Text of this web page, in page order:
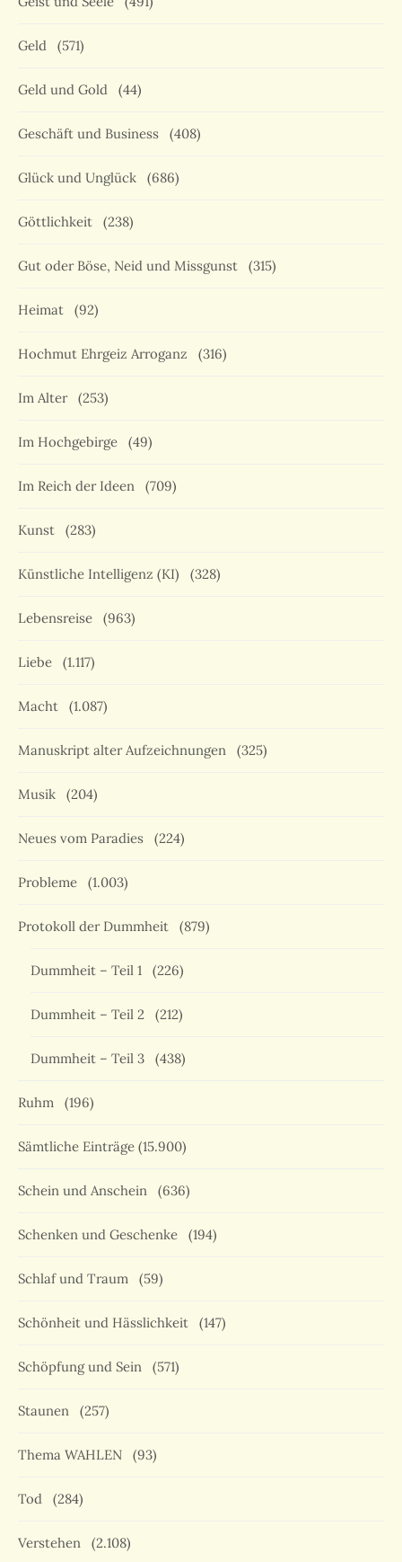
Geld (571)
Geld und Gold (44)
Geschäft und Business (408)
Glück und Unglück (686)
Göttlichkeit (238)
Gut oder Böse, Neid und Missgunst (315)
Heimat (92)
Hochmut Ehrgeiz Arroganz (316)
Im Alter (253)
Im Hochgebirge (49)
Im Reich der Ideen (709)
Kunst (283)
Künstliche Intelligenz (KI) (328)
Lebensreise (963)
Liebe (1.117)
Macht (1.087)
Manuskript alter Aufzeichnungen (325)
Musik (204)
Neues vom Paradies (224)
Probleme (1.003)
Protokoll der Dummheit (879)
Dummheit – Teil 1 (226)
Dummheit – Teil 2 (212)
Dummheit – Teil 3 (438)
Ruhm (196)
Sämtliche Einträge (15.900)
Schein und Anschein (636)
Schenken und Geschenke (194)
Schlaf und Traum (59)
Schönheit und Hässlichkeit (147)
Schöpfung und Sein (571)
Staunen (257)
Thema WAHLEN (93)
Tod (284)
Verstehen (2.108)